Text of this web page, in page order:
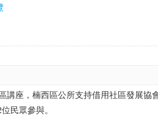
講座，楠西區公所支持借用社區發展協
民眾參與。